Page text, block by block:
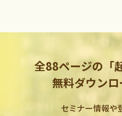
全88ページの「
無料ダウンロ
セミナー情報や